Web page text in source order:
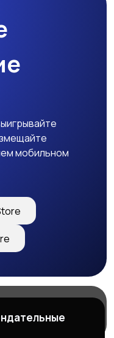
мобильном